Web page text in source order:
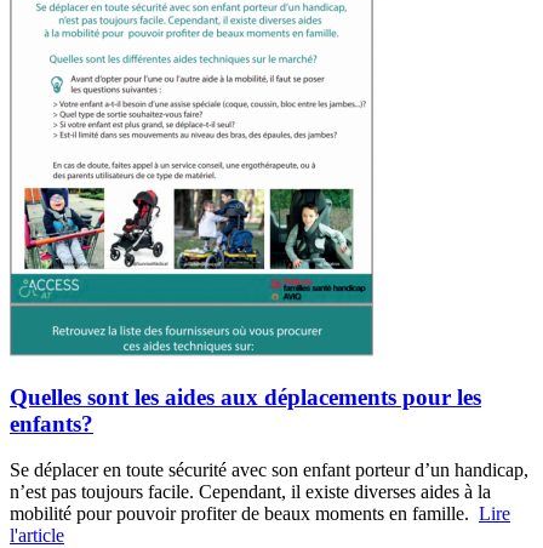
Quelles sont les aides aux déplacements pour les
enfants?
Se déplacer en toute sécurité avec son enfant porteur d’un handicap,
n’est pas toujours facile. Cependant, il existe diverses aides à la
mobilité pour pouvoir profiter de beaux moments en famille. Lire
l'article